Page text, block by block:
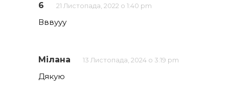
6 21 Листопада, 2022 о 1:40 pm
Вввууу
Мілана 13 Листопада, 2024 о 3:19 pm
Дякую